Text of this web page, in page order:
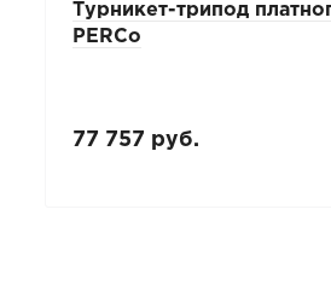
Турникет-трипод
PERCo
77 757 руб.